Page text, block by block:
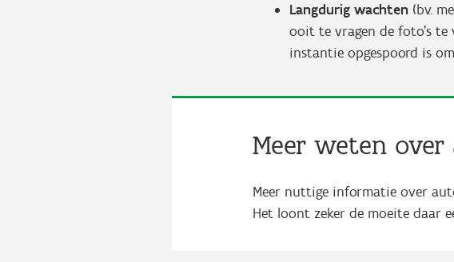
Langdurig wachten (bv.
ooit te vragen de foto’s
instantie opgespoord is
Meer weten
Meer nuttige informatie over
Het loont zeker de moeite daar